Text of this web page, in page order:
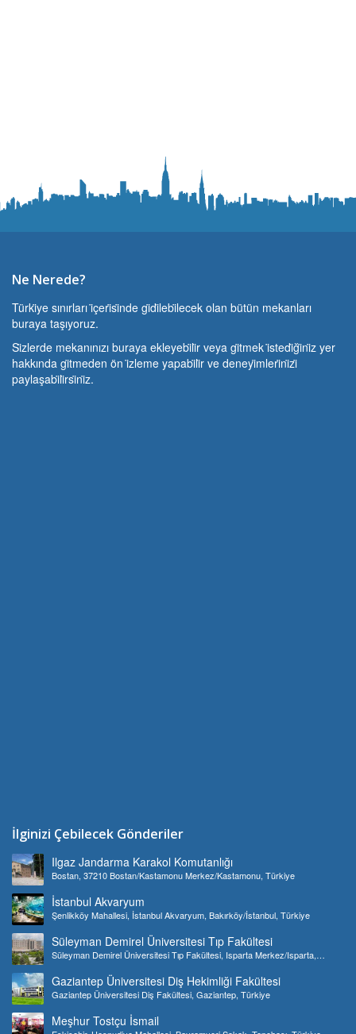
Ne Nerede?
Türki̇ye sınırları i̇çeri̇si̇nde gi̇di̇lebi̇lecek olan bütün mekanları
buraya taşıyoruz.
Si̇zlerde mekanınızı buraya ekleyebi̇li̇r veya gi̇tmek i̇stedi̇ği̇ni̇z yer
hakkında gi̇tmeden ön i̇zleme yapabi̇li̇r ve deneyi̇mleri̇ni̇zi̇
paylaşabi̇li̇rsi̇ni̇z.
İlginizi Çebilecek Gönderiler
Ilgaz Jandarma Karakol Komutanlığı
Bostan, 37210 Bostan/Kastamonu Merkez/Kastamonu, Türkiye
İstanbul Akvaryum
Şenlikköy Mahallesi, İstanbul Akvaryum, Bakırköy/İstanbul, Türkiye
Süleyman Demirel Üniversitesi Tıp Fakültesi
Süleyman Demirel Üniversitesi Tıp Fakültesi, Isparta Merkez/Isparta,
Gaziantep Üniversitesi Diş Hekimliği Fakültesi
Gaziantep Üniversitesi Diş Fakültesi, Gaziantep, Türkiye
Meşhur Tostçu İsmail